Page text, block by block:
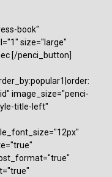
book"
size="large"
[/penci_button]
image_size="penci-
title-left"